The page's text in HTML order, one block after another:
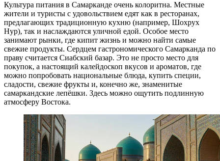
Культура питания в Самарканде очень колоритна. Местные
жители и туристы с удовольствием едят как в ресторанах,
предлагающих традиционную кухню (например, Шохрух
Нур), так и наслаждаются уличной едой. Особое место
занимают рынки, где кипит жизнь и можно найти самые
свежие продукты. Сердцем гастрономического Самарканда по
праву считается Сиабский базар. Это не просто место для
покупок, а настоящий калейдоскоп вкусов и ароматов, где
можно попробовать национальные блюда, купить специи,
сладости, свежие фрукты и, конечно же, знаменитые
самаркандские лепёшки. Здесь можно ощутить подлинную
атмосферу Востока.